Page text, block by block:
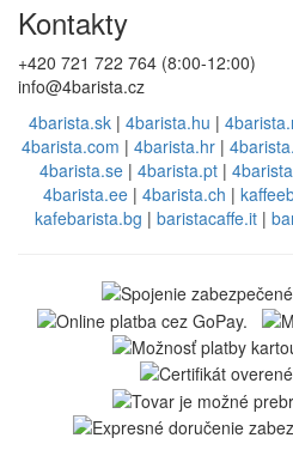
Kontakty
+420 721 722 764 (8:00-12:00)
info@4barista.cz
4barista.sk| 4barista.hu |
4barista.com | 4barista.hr|
4barista.se | 4barista.pt |
4barista.ee | 4barista.ch |
kafebarista.bg | baristacaffe.it|